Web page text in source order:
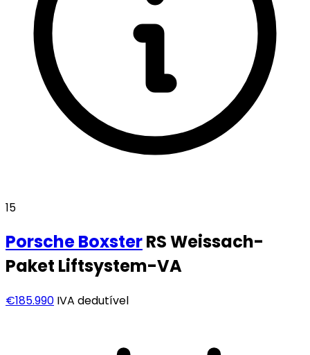
15
PorscheBoxsterRS Weissach-
Paket Liftsystem-VA
€185.990 IVA dedutível